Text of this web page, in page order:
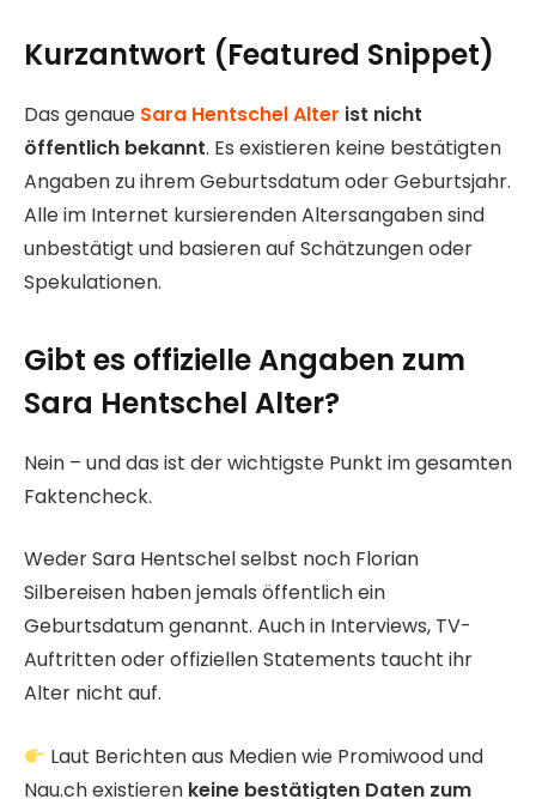
Kurzantwort (Featured Snippet)
Das genaue Sara Hentschel Alter ist nicht
öffentlich bekannt. Es existieren keine bestätigten
Angaben zu ihrem Geburtsdatum oder Geburtsjahr.
Alle im Internet kursierenden Altersangaben sind
unbestätigt und basieren auf Schätzungen oder
Spekulationen.
Gibt es offizielle Angaben zum
Sara Hentschel Alter?
Nein – und das ist der wichtigste Punkt im gesamten
Faktencheck.
Weder Sara Hentschel selbst noch Florian
Silbereisen haben jemals öffentlich ein
Geburtsdatum genannt. Auch in Interviews, TV-
Auftritten oder offiziellen Statements taucht ihr
Alter nicht auf.
Laut Berichten aus Medien wie Promiwood und
Nau.ch existieren keine bestätigten Daten zum